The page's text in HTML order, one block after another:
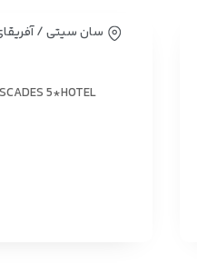
سان سیتی /
5*HOTEL